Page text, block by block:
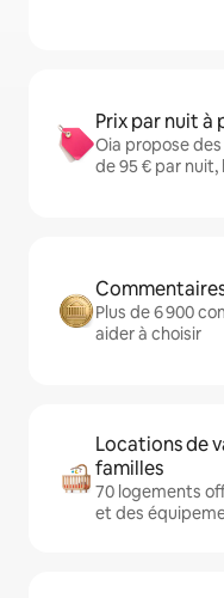
Prix par nuit à
Oia propose
de 95 € par
Plus de 6 900
aider à choisir
Locations de
familles
70 logements
et des